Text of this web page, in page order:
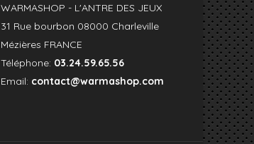
WARMASHOP - L'ANTRE DES JEUX
31 Rue bourbon 08000 Charleville
Mézières FRANCE
Téléphone: 03.24.59.65.56
Email: contact@warmashop.com